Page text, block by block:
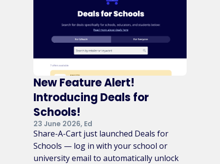
New Feature Alert!
Introducing Deals for
Schools!
23 June 2026, Ed
Share-A-Cart just launched Deals for
Schools — log in with your school or
university email to automatically unlock